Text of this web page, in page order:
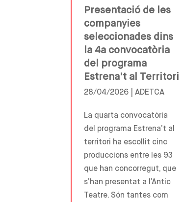
Presentació de les
companyies
seleccionades dins
la 4a convocatòria
del programa
Estrena't al Territori
28/04/2026 |ADETCA
La quarta convocatòria
del programa Estrena’t al
territori ha escollit cinc
produccions entre les 93
que han concorregut, que
s’han presentat a l’Antic
Teatre. Són tantes com